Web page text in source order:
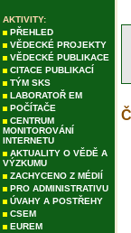
AKTIVITY:
PŘEHLED
VĚDECKÉ PROJEKTY
VĚDECKÉ PUBLIKACE
CITACE PUBLIKACÍ
TÝM SKS
LABORATOŘ EM
POČÍTAČE
CENTRUM
MONITOROVÁNÍ
INTERNETU
AKTUALITY O VĚDĚ A
VÝZKUMU
ZACHYCENO Z MÉDIÍ
PRO ADMINISTRATIVU
ÚVAHY A POSTŘEHY
CSEM
EUREM